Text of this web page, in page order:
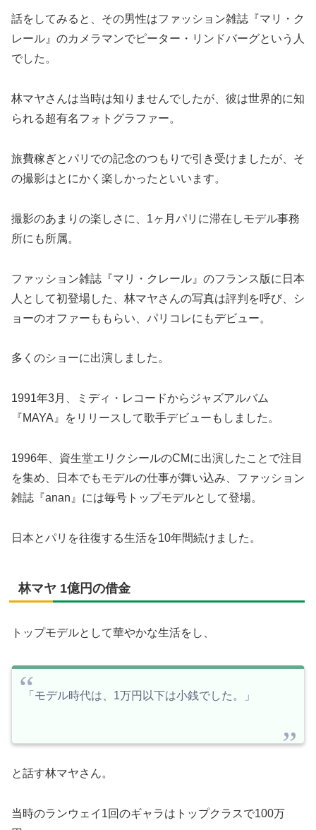
話をしてみると、その男性はファッション雑誌『マリ・ク
レール』のカメラマンでピーター・リンドバーグという人
でした。
林マヤさんは当時は知りませんでしたが、彼は世界的に知
られる超有名フォトグラファー。
旅費稼ぎとパリでの記念のつもりで引き受けましたが、そ
の撮影はとにかく楽しかったといいます。
撮影のあまりの楽しさに、1ヶ月パリに滞在しモデル事務
所にも所属。
ファッション雑誌『マリ・クレール』のフランス版に日本
人として初登場した、林マヤさんの写真は評判を呼び、シ
ョーのオファーももらい、パリコレにもデビュー。
多くのショーに出演しました。
1991年3月、ミディ・レコードからジャズアルバム
『MAYA』をリリースして歌手デビューもしました。
1996年、資生堂エリクシールのCMに出演したことで注目
を集め、日本でもモデルの仕事が舞い込み、ファッション
雑誌『anan』には毎号トップモデルとして登場。
日本とパリを往復する生活を10年間続けました。
林マヤ 1億円の借金
トップモデルとして華やかな生活をし、
「モデル時代は、1万円以下は小銭でした。」
と話す林マヤさん。
当時のランウェイ1回のギャラはトップクラスで100万